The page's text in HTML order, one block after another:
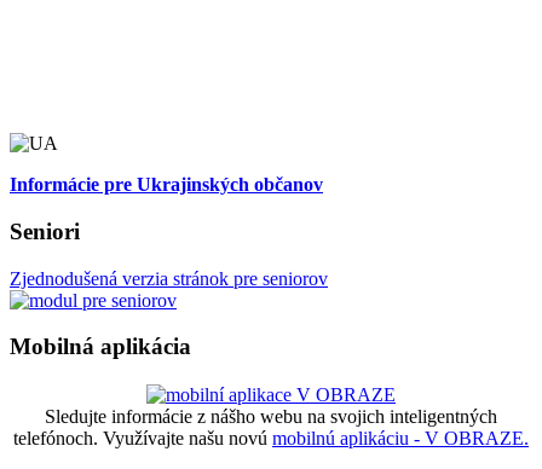
Informácie pre Ukrajinských občanov
Seniori
Zjednodušená verzia stránok pre seniorov
Mobilná aplikácia
Sledujte informácie z nášho webu na svojich inteligentných
telefónoch. Využívajte našu novú mobilnú aplikáciu - V OBRAZE.